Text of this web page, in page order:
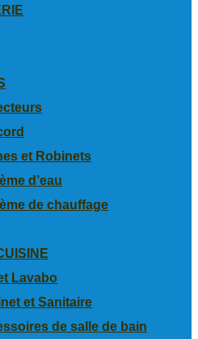
et Robinets
d’eau
de chauffage
Lavabo
et Sanitaire
de salle de bain